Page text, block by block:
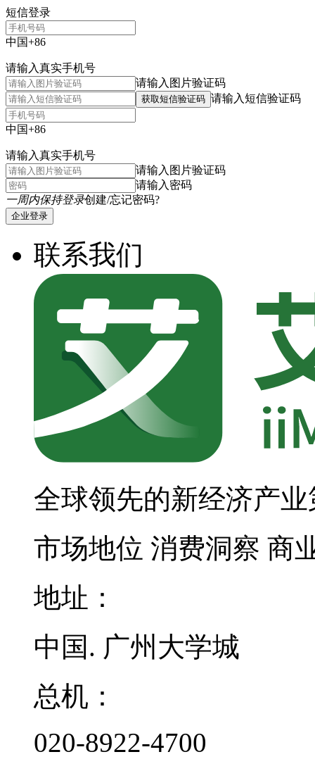
短信登录
中国+86
请输入真实手机号
请输入图片验证码
获取短信验证码 请输入短信验证码
中国+86
请输入真实手机号
请输入图片验证码
请输入密码
一周内保持登录创建/忘记密码?
企业登录
联系我们
全球领先的新经济产
市场地位 消费洞察 商
地址：
中国. 广州大学城
总机：
020-8922-4700